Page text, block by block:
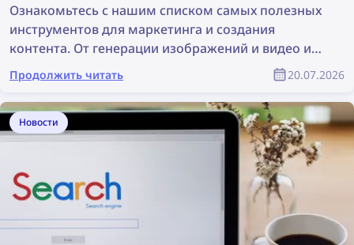
Ознакомьтесь с нашим списком самых полезных
инструментов для маркетинга и создания
контента. От генерации изображений и видео и
дизайна до поиска контента и защиты авторских
прав — эти инструменты могут значительно
облегчить работу любой маркетинговой
команды. В этой статье представлен полный
список лучших инструментов для маркетологов и
Продолжить читать 20.07.2026
Новости